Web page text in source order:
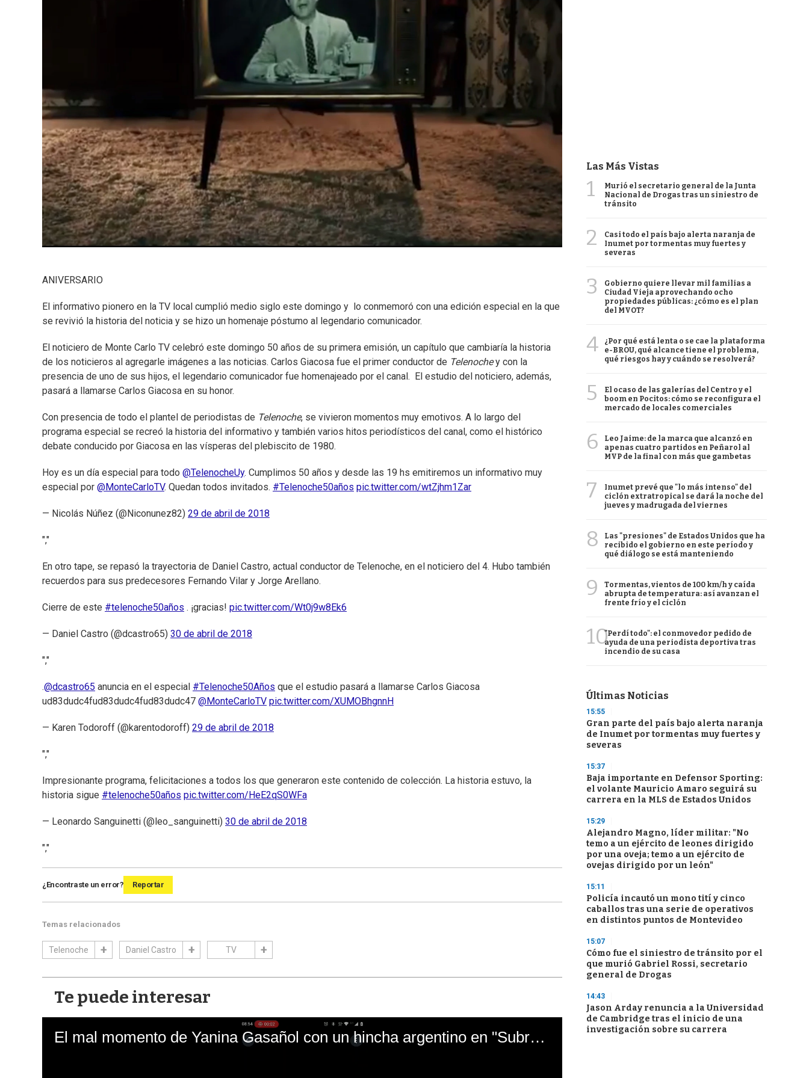
ANIVERSARIO
El informativo pionero en la TV local cumplió medio siglo este domingo y lo conmemoró con una edición especial en la que
se revivió la historia del noticia y se hizo un homenaje póstumo al legendario comunicador.
El noticiero de Monte Carlo TV celebró este domingo 50 años de su primera emisión, un capítulo que cambiaría la historia
de los noticieros al agregarle imágenes a las noticias. Carlos Giacosa fue el primer conductor de Telenochey con la
presencia de uno de sus hijos, el legendario comunicador fue homenajeado por el canal. El estudio del noticiero, además,
pasará a llamarse Carlos Giacosa en su honor.
Con presencia de todo el plantel de periodistas de Telenoche, se vivieron momentos muy emotivos. A lo largo del
programa especial se recreó la historia del informativo y también varios hitos periodísticos del canal, como el histórico
debate conducido por Giacosa en las vísperas del plebiscito de 1980.
Hoy es un día especial para todo @TelenocheUy. Cumplimos 50 años y desde las 19 hs emitiremos un informativo muy
especial por @MonteCarloTV. Quedan todos invitados. #Telenoche50años pic.twitter.com/wtZjhm1Zar
— Nicolás Núñez (@Niconunez82) 29 de abril de 2018
","
En otro tape, se repasó la trayectoria de Daniel Castro, actual conductor de Telenoche, en el noticiero del 4. Hubo también
recuerdos para sus predecesores Fernando Vilar y Jorge Arellano.
Cierre de este #telenoche50años . ¡gracias! pic.twitter.com/Wt0j9w8Ek6
— Daniel Castro (@dcastro65) 30 de abril de 2018
","
.@dcastro65 anuncia en el especial #Telenoche50Años que el estudio pasará a llamarse Carlos Giacosa
ud83dudc4fud83dudc4fud83dudc47 @MonteCarloTV pic.twitter.com/XUMOBhgnnH
— Karen Todoroff (@karentodoroff) 29 de abril de 2018
","
Impresionante programa, felicitaciones a todos los que generaron este contenido de colección. La historia estuvo, la
historia sigue #telenoche50años pic.twitter.com/HeE2qS0WFa
— Leonardo Sanguinetti (@leo_sanguinetti) 30 de abril de 2018
","
¿Encontraste un error? Reportar
Temas relacionados
Telenoche Daniel Castro TV
Te puede interesar
El mal momento de Yanina Gasañol con un hincha argentino en "Subrayado"
Las Más Vistas
1
Murió el secretario general de la Junta
Nacional de Drogas tras un siniestro de
tránsito
2
Casi todo el país bajo alerta naranja de
Inumet por tormentas muy fuertes y
severas
3
Gobierno quiere llevar mil familias a
Ciudad Vieja aprovechando ocho
propiedades públicas: ¿cómo es el plan
del MVOT?
4
¿Por qué está lenta o se cae la plataforma
e-BROU, qué alcance tiene el problema,
qué riesgos hay y cuándo se resolverá?
5
El ocaso de las galerías del Centro y el
boom en Pocitos: cómo se reconfigura el
mercado de locales comerciales
6
Leo Jaime: de la marca que alcanzó en
apenas cuatro partidos en Peñarol al
MVP de la final con más que gambetas
7
Inumet prevé que "lo más intenso" del
ciclón extratropical se dará la noche del
jueves y madrugada del viernes
8
Las "presiones" de Estados Unidos que ha
recibido el gobierno en este período y
qué diálogo se está manteniendo
9
Tormentas, vientos de 100 km/h y caída
abrupta de temperatura: así avanzan el
frente frío y el ciclón
10"Perdí todo": el conmovedor pedido de
ayuda de una periodista deportiva tras
incendio de su casa
Últimas Noticias
15:55
Gran parte del país bajo alerta naranja
de Inumet por tormentas muy fuertes y
severas
15:37
Baja importante en Defensor Sporting:
el volante Mauricio Amaro seguirá su
carrera en la MLS de Estados Unidos
15:29
Alejandro Magno, líder militar: "No
temo a un ejército de leones dirigido
por una oveja; temo a un ejército de
ovejas dirigido por un león"
15:11
Policía incautó un mono tití y cinco
caballos tras una serie de operativos
en distintos puntos de Montevideo
15:07
Cómo fue el siniestro de tránsito por el
que murió Gabriel Rossi, secretario
general de Drogas
14:43
Jason Arday renuncia a la Universidad
de Cambridge tras el inicio de una
investigación sobre su carrera